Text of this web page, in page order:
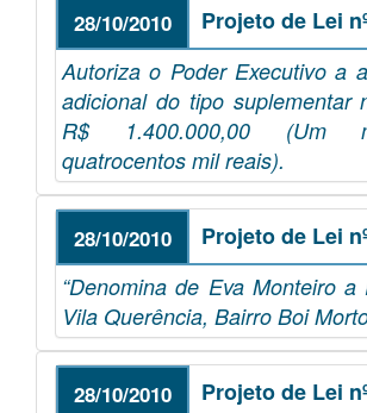
28/10/2010 Projeto de Lei
Autoriza o Poder Executivo a
adicional do tipo suplementar
R$ 1.400.000,00 (Um
quatrocentos mil reais).
28/10/2010 Projeto de Lei
“Denomina de Eva Monteiro a
Vila Querência, Bairro Boi
28/10/2010 Projeto de Lei